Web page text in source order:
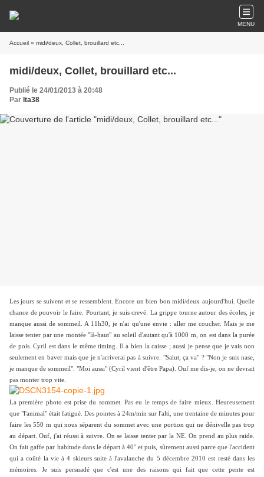
MENU
Accueil » midi/deux, Collet, brouillard etc...
midi/deux, Collet, brouillard etc...
Publié le 24/01/2013 à 20:48
Par lta38
Les jours se suivent et se ressemblent. Encore un bien bon midi/deux aujourd'hui. Quelle
chance de pouvoir le faire. Pourtant, je suis crevé. La grippe tourne autour des écoles, je
manque aussi de sommeil. A 11h30, je n'ai qu'une envie : aller me coucher. Mais je me
laisse tenter par une montée "là-haut" au soleil d'autant qu'à 1000 m, on est dans la purée
de pois. Cyril est dans le même timing. Il a bien la caisse ; aussi je pense que je vais non
seulement en baver mais que je n'arriverai pas à suivre. "Salut, ça va" ? "Non je suis nase,
je manque de sommeil". "Moi aussi" (Cyril vient d'être Papa). Ouf me dis-je, on ne devrait
pas monter trop vite.
La première photo est prise du sommet. Pas eu le temps de faire mieux. Heureusement
que "l'animal" était fatigué. Des pointes à 24m/min sur l'alti, une trentaine de minutes pour
faire les 550 m qui nous séparent du sommet avec une portion qui ne dénivelle pas trop
au départ. Ouf, j'ai réussi à suivre. On se laisse tenter par la NE. On prend au plus raide.
On fait gaffe par habitude dans le départ à 40° et puis, sûrement aussi parce que l'accident
qui a coûté la vie à 4 skieurs suite à l'avalanche du 5 décembre 2010 est resté dans les
mémoires. Je suis persuadé que c'est une des raisons qui fait que cette pente est